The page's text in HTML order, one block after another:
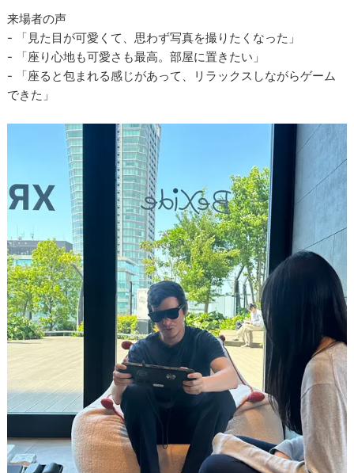
来場者の声
- 「見た目が可愛くて、思わず写真を撮りたくなった」
- 「座り心地も可愛さも最高。部屋に置きたい」
- 「座ると包まれる感じがあって、リラックスしながらゲーム
できた」